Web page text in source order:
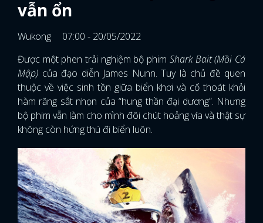
vẫn ổn
Wukong
07:00 - 20/05/2022
Được một phen trải nghiệm bộ phim Shark Bait (Mồi Cá
Mập) của đạo diễn James Nunn. Tuy là chủ đề quen
thuộc về việc sinh tồn giữa biển khơi và cố thoát khỏi
hàm răng sắt nhọn của “hung thần đại dương”. Nhưng
bộ phim vẫn làm cho mình đôi chút hoảng vía và thật sự
không còn hứng thú đi biển luôn.